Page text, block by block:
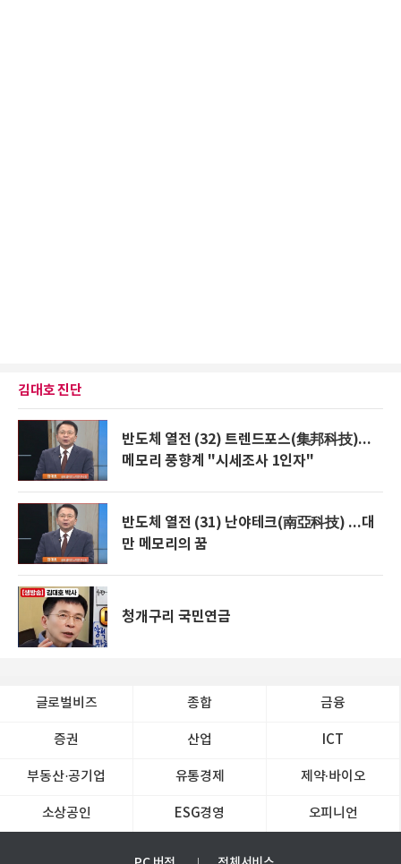
김대호 진단
반도체 열전 (32) 트렌드포스(集邦科技)...
메모리 풍향계 "시세조사 1인자"
반도체 열전 (31) 난야테크(南亞科技) ...대
만 메모리의 꿈
청개구리 국민연금
글로벌비즈 종합 금융
증권 산업 ICT
부동산·공기업 유통경제 제약∙바이오
소상공인 ESG경영 오피니언